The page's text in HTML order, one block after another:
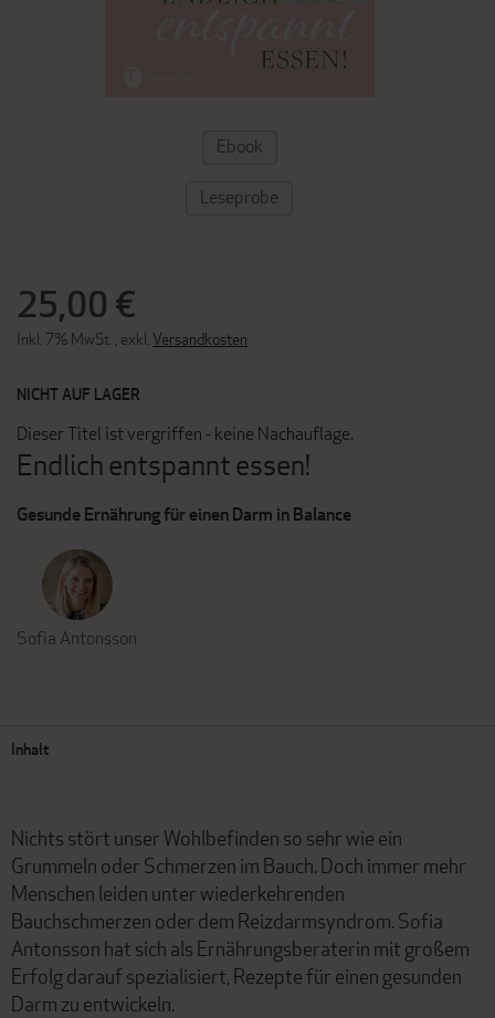
Endlich entspannt essen!
Gesunde Ernährung für einen Darm in Balance
Sofia Antonsson
25,00 €
Inkl. 7% MwSt. exkl. Versandkosten
NICHT AUF LAGER
Dieser Titel ist vergriffen - keine Nachauflage.
ZUM
ANFANG
BILDERGALERIE
SPRINGEN
Ebook
Leseprobe
Inhalt
Nichts stört unser Wohlbefinden so sehr wie ein
Grummeln oder Schmerzen im Bauch. Doch immer mehr
Menschen leiden unter wiederkehrenden
Bauchschmerzen oder dem Reizdarmsyndrom. Sofia
Antonsson hat sich als Ernährungsberaterin mit großem
Erfolg darauf spezialisiert, Rezepte für einen gesunden
Darm zu entwickeln.